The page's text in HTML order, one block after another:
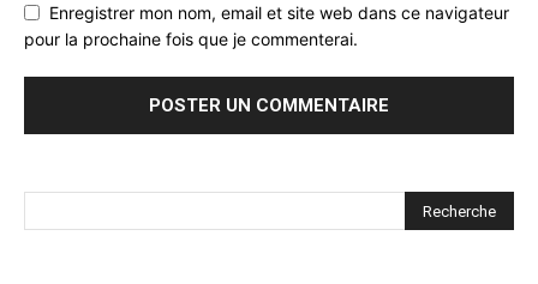
Enregistrer mon nom, email et site web dans ce navigateur
pour la prochaine fois que je commenterai.